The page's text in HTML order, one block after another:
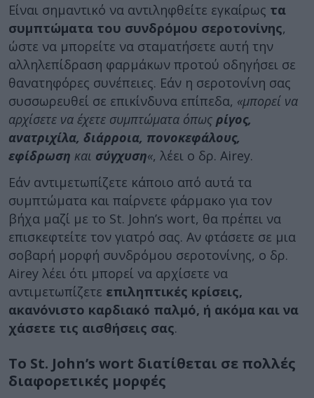
Είναι σημαντικό να αντιληφθείτε εγκαίρως τα
συμπτώματα του συνδρόμου σεροτονίνης,
ώστε να μπορείτε να σταματήσετε αυτή την
αλληλεπίδραση φαρμάκων προτού οδηγήσει σε
θανατηφόρες συνέπειες. Εάν η σεροτονίνη σας
συσσωρευθεί σε επικίνδυνα επίπεδα, «μπορεί να
αρχίσετε να έχετε συμπτώματα όπως ρίγος,
ανατριχίλα, διάρροια, πονοκεφάλους,
εφίδρωση και σύγχυση«, λέει ο δρ. Airey.
Εάν αντιμετωπίζετε κάποιο από αυτά τα
συμπτώματα και παίρνετε φάρμακο για τον
βήχα μαζί με το St. John’s wort, θα πρέπει να
επισκεφτείτε τον γιατρό σας. Αν φτάσετε σε μια
σοβαρή μορφή συνδρόμου σεροτονίνης, ο δρ.
Airey λέει ότι μπορεί να αρχίσετε να
αντιμετωπίζετε επιληπτικές κρίσεις,
ακανόνιστο καρδιακό παλμό, ή ακόμα και να
χάσετε τις αισθήσεις σας.
Το St. John’s wort διατίθεται σε πολλές
διαφορετικές μορφές